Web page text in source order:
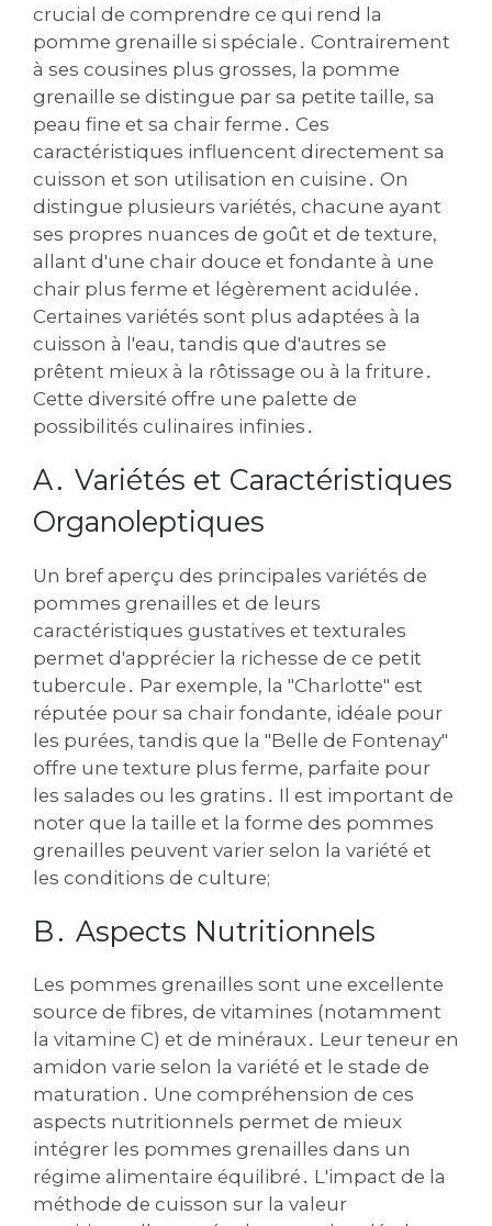
crucial de comprendre ce qui rend la
pomme grenaille si spéciale․ Contrairement
à ses cousines plus grosses, la pomme
grenaille se distingue par sa petite taille, sa
peau fine et sa chair ferme․ Ces
caractéristiques influencent directement sa
cuisson et son utilisation en cuisine․ On
distingue plusieurs variétés, chacune ayant
ses propres nuances de goût et de texture,
allant d'une chair douce et fondante à une
chair plus ferme et légèrement acidulée․
Certaines variétés sont plus adaptées à la
cuisson à l'eau, tandis que d'autres se
prêtent mieux à la rôtissage ou à la friture․
Cette diversité offre une palette de
possibilités culinaires infinies․
A․ Variétés et Caractéristiques
Organoleptiques
Un bref aperçu des principales variétés de
pommes grenailles et de leurs
caractéristiques gustatives et texturales
permet d'apprécier la richesse de ce petit
tubercule․ Par exemple, la "Charlotte" est
réputée pour sa chair fondante, idéale pour
les purées, tandis que la "Belle de Fontenay"
offre une texture plus ferme, parfaite pour
les salades ou les gratins․ Il est important de
noter que la taille et la forme des pommes
grenailles peuvent varier selon la variété et
les conditions de culture;
B․ Aspects Nutritionnels
Les pommes grenailles sont une excellente
source de fibres, de vitamines (notamment
la vitamine C) et de minéraux․ Leur teneur en
amidon varie selon la variété et le stade de
maturation․ Une compréhension de ces
aspects nutritionnels permet de mieux
intégrer les pommes grenailles dans un
régime alimentaire équilibré․ L'impact de la
méthode de cuisson sur la valeur